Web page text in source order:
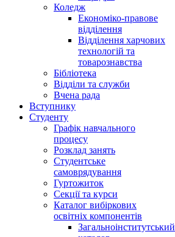
Коледж
Економіко-правове
відділення
Відділення харчових
технологій та
товарознавства
Бібліотека
Відділи та служби
Вчена рада
Вступнику
Студенту
Графік навчального
процесу
Розклад занять
Студентське
самоврядування
Гуртожиток
Секції та курси
Каталог вибіркових
освітніх компонентів
Загальноінститутський